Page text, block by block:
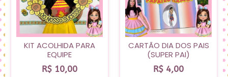
KIT ACOLHIDA PARA
EQUIPE
R$ 10,00
CARTÃO DIA DOS PAIS
(SUPER PAI)
R$ 4,00